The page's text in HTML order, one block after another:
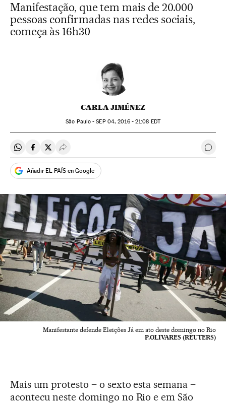
Manifestação, que tem mais de 20.000
pessoas confirmadas nas redes sociais,
começa às 16h30
CARLA JIMÉNEZ
São Paulo -SEP04, 2016 - 21:08 EDT
Compartir en Whatsapp
Compartir en Facebook
Compartir en Twitter
Desplegar Redes Sociales
Añadir EL PAÍS en Google
Manifestante defende Eleições Já em ato deste domingo no Rio
P.OLIVARES (REUTERS)
Mais um protesto – o sexto esta semana –
acontecu neste domingo no Rio e em São